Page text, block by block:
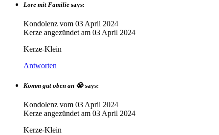
Lore mit Familie says:
Kondolenz vom 03 April 2024
Kerze angezündet am 03 April 2024
Kerze-Klein
Antworten
Komm gut oben an 😭 says:
Kondolenz vom 03 April 2024
Kerze angezündet am 03 April 2024
Kerze-Klein